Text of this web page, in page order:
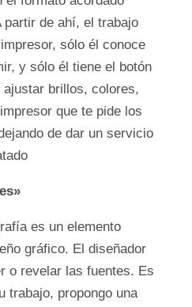
partir de ahí, el trabajo
sólo él conoce
y sólo él tiene el botón
ajustar brillos, colores,
que te pide los
de dar un servicio
es un elemento
gráfico. El diseñador
o revelar las fuentes. Es
trabajo, propongo una